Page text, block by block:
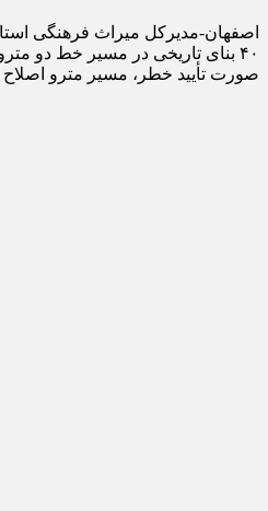
اصفهان-مدیرکل میراث فرهنگی
۴۰ بنای تاریخی در مسیر خط دو
صورت تأیید خطر، مسیر مترو